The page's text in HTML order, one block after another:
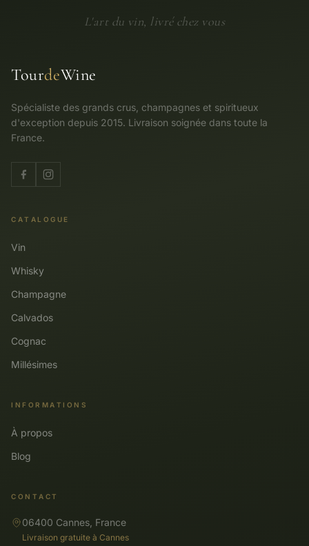
L'art du vin, livré chez vous
TourdeWine
Spécialiste des grands crus, champagnes et spiritueux
d'exception depuis 2015. Livraison soignée dans toute la
France.
CATALOGUE
Vin
Whisky
Champagne
Calvados
Cognac
Millésimes
INFORMATIONS
À propos
Blog
CONTACT
06400 Cannes, France
Livraison gratuite à Cannes